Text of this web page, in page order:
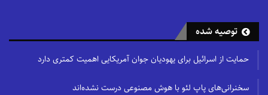
توصیه شده
حمایت از اسرائیل برای یهودیان جوان آمریکایی اهمیت کمتری دارد
سخنرانی‌های پاپ لئو با هوش مصنوعی درست نشده‌اند